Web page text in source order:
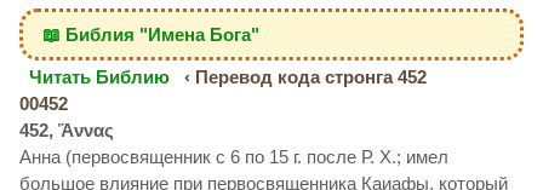
📖 Библия "Имена Бога"
Читать Библию
‹ Перевод кода стронга 452
00452
452, Ἅννας
Анна (первосвященник с 6 по 15 г. после Р. Х.; имел
большое влияние при первосвященника Каиафы, который